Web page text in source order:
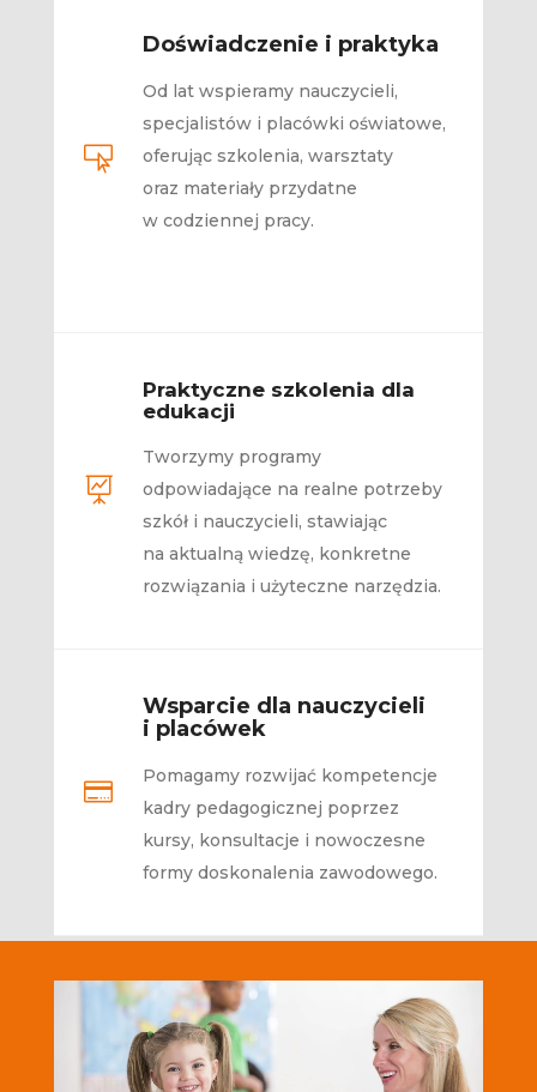

Doświadczenie i praktyka
Od lat wspieramy nauczycieli,
specjalistów i placówki oświatowe,
oferując szkolenia, warsztaty
oraz materiały przydatne
w codziennej pracy.

Praktyczne szkolenia dla
edukacji
Tworzymy programy
odpowiadające na realne potrzeby
szkół i nauczycieli, stawiając
na aktualną wiedzę, konkretne
rozwiązania i użyteczne narzędzia.

Wsparcie dla nauczycieli
i placówek
Pomagamy rozwijać kompetencje
kadry pedagogicznej poprzez
kursy, konsultacje i nowoczesne
formy doskonalenia zawodowego.